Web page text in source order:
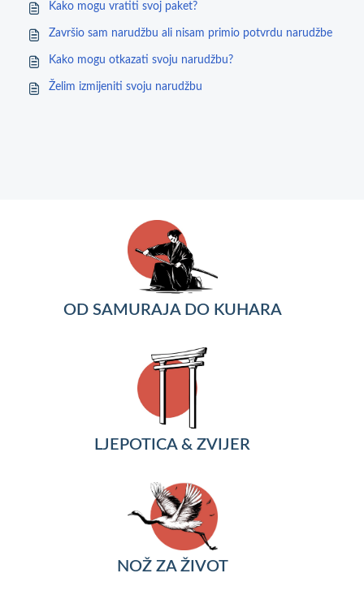
Kako mogu vratiti svoj paket?
Završio sam narudžbu ali nisam primio potvrdu narudžbe
Kako mogu otkazati svoju narudžbu?
Želim izmijeniti svoju narudžbu
OD SAMURAJA DO KUHARA
LJEPOTICA & ZVIJER
NOŽ ZA ŽIVOT